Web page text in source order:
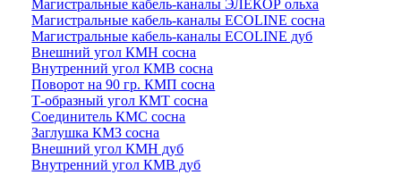
Магистральные кабель-каналы ЭЛЕКОР ольха
Магистральные кабель-каналы ECOLINE сосна
Магистральные кабель-каналы ECOLINE дуб
Внешний угол КМН сосна
Внутренний угол КМВ сосна
Поворот на 90 гр. КМП сосна
Т-образный угол КМТ сосна
Соединитель КМС сосна
Заглушка КМЗ сосна
Внешний угол КМН дуб
Внутренний угол КМВ дуб